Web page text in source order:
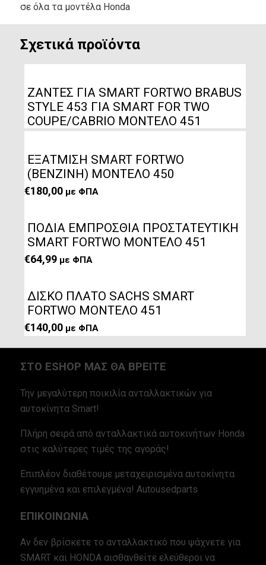
σε όλα τα μοντέλα Honda
Σχετικά προϊόντα
ΖΑΝΤΕΣ ΓΙΑ SMART FORTWO BRABUS
STYLE 453 ΓΙΑ SMART FOR TWO
COUPE/CABRIO ΜΟΝΤΕΛΟ 451
ΕΞΑΤΜΙΣΗ SMART FORTWO
(ΒΕΝΖΙΝΗ) ΜΟΝΤΕΛΟ 450
€180,00 με ΦΠΑ
ΠΟΔΙΑ ΕΜΠΡΟΣΘΙΑ ΠΡΟΣΤΑΤΕΥΤΙΚΗ
SMART FORTWO ΜΟΝΤΕΛΟ 451
€64,99 με ΦΠΑ
ΔΙΣΚΟ ΠΛΑΤΟ SACHS SMART
FORTWO ΜΟΝΤΕΛΟ 451
€140,00 με ΦΠΑ
ΣΤΟ ESHOP ΜΑΣ ΘΑ ΒΡΕΙΤΕ
Την μεγαλύτερη ποικιλία ανταλλακτικών για
αυτοκίνητα Smart!
Πλήρη σειρά από ανταλλακτικά αυτοκινήτων Honda
στις καλύτερες τιμές της αγοράς!
Επιπλέον διαθέτουμε μεταχειρισμένα αυτοκίνητα
εγγυημένα και επιλεγμένα! Autousedparts
ΕΠΙΚΟΙΝΩΝΙΑ
Αν δεν βρίσκετε το ανταλλακτικό που ψάχνετε για
SMART και HONDA αισθανθείτε ελεύθεροι να